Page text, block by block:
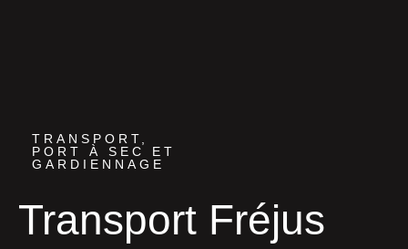
TRANSPORT,
PORT À SEC ET
GARDIENNAGE
Transport Fréjus